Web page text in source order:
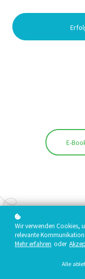
E-
Wir verwenden Cookies,
relevante
Mehr erfahren oder
Alle